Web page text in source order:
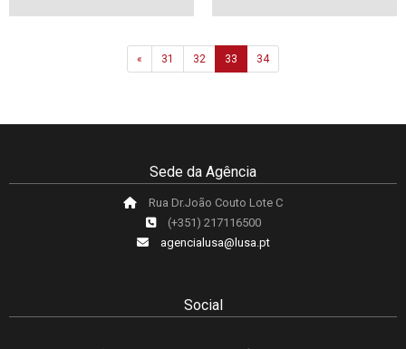
« Previous
31 32 33 34
Sede da Agência
Rua Dr.João Couto Lote C
(+351) 217116500
agencialusa@lusa.pt
Social